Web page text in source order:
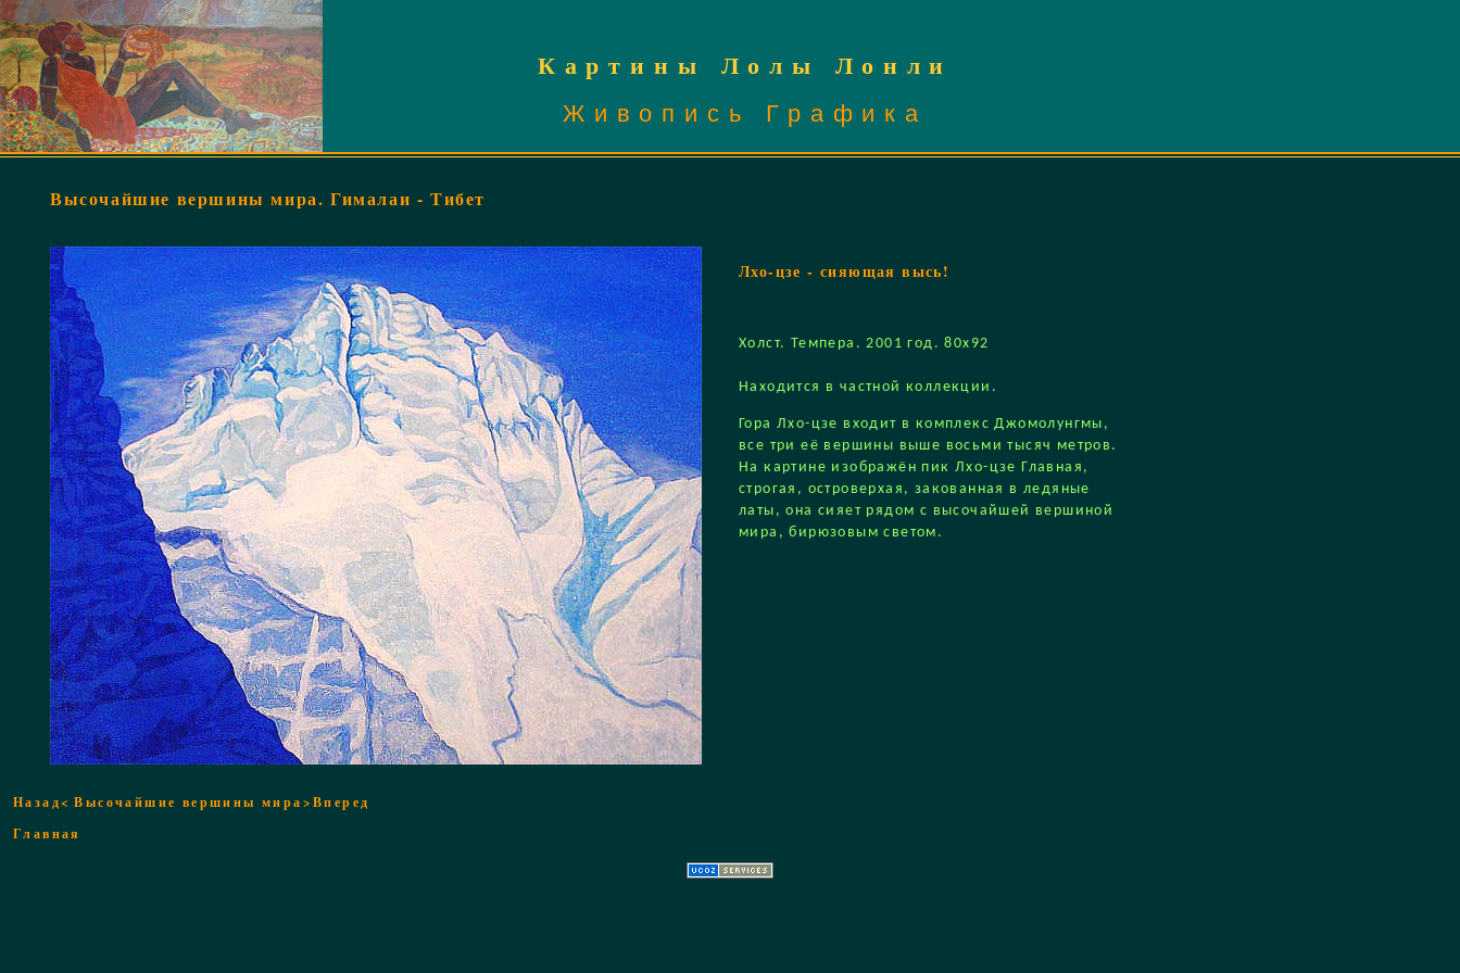
Картины Лолы Лонли
Живопись Графика
Высочайшие вершины мира. Гималаи - Тибет
Лхо-цзе - сияющая высь!
Холст. Темпера. 2001 год. 80х92
Находится в частной коллекции.
Гора Лхо-цзе входит в комплекс Джомолунгмы,
все три её вершины выше восьми тысяч метров.
На картине изображён пик Лхо-цзе Главная,
строгая, островерхая, закованная в ледяные
латы, она сияет рядом с высочайшей вершиной
мира, бирюзовым светом.
Назад< Высочайшие вершины мира>Вперед
Главная